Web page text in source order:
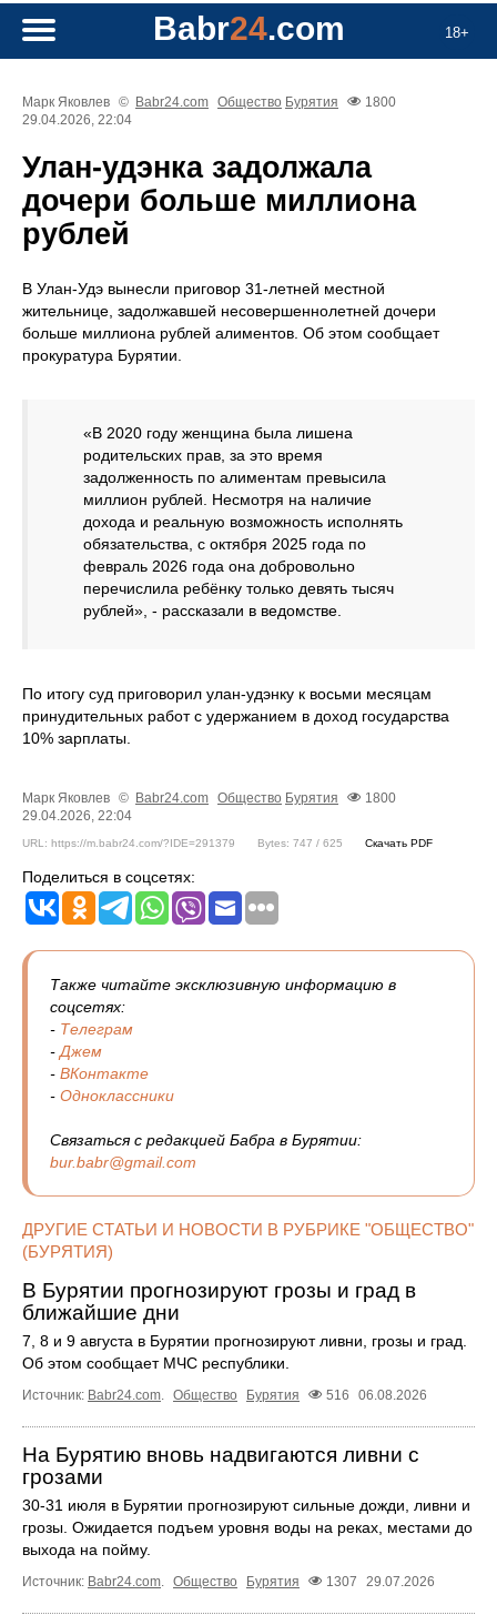
18+
Babr24.com
Марк Яковлев © Babr24.com Общество Бурятия
1800
29.04.2026, 22:04
Улан-удэнка задолжала
дочери больше миллиона
рублей
В Улан-Удэ вынесли приговор 31-летней местной
жительнице, задолжавшей несовершеннолетней дочери
больше миллиона рублей алиментов. Об этом сообщает
прокуратура Бурятии.
«В 2020 году женщина была лишена
родительских прав, за это время
задолженность по алиментам превысила
миллион рублей. Несмотря на наличие
дохода и реальную возможность исполнять
обязательства, с октября 2025 года по
февраль 2026 года она добровольно
перечислила ребёнку только девять тысяч
рублей», - рассказали в ведомстве.
По итогу суд приговорил улан-удэнку к восьми месяцам
принудительных работ с удержанием в доход государства
10% зарплаты.
Марк Яковлев © Babr24.com Общество Бурятия
1800
29.04.2026, 22:04
URL: https://m.babr24.com/?IDE=291379 Bytes: 747 / 625 Скачать PDF
Поделиться в соцсетях:
Также читайте эксклюзивную информацию в
соцсетях:
- Телеграм
-Джем
- ВКонтакте
- Одноклассники
Связаться с редакцией Бабра в Бурятии:
bur.babr@gmail.com
ДРУГИЕ СТАТЬИ И НОВОСТИ В РУБРИКЕ "ОБЩЕСТВО"
(БУРЯТИЯ)
В Бурятии прогнозируют грозы и град в
ближайшие дни
7, 8 и 9 августа в Бурятии прогнозируют ливни, грозы и град.
Об этом сообщает МЧС республики.
Источник: Babr24.com. Общество Бурятия 516 06.08.2026
На Бурятию вновь надвигаются ливни с
грозами
30-31 июля в Бурятии прогнозируют сильные дожди, ливни и
грозы. Ожидается подъем уровня воды на реках, местами до
выхода на пойму.
Источник: Babr24.com. Общество Бурятия 1307 29.07.2026